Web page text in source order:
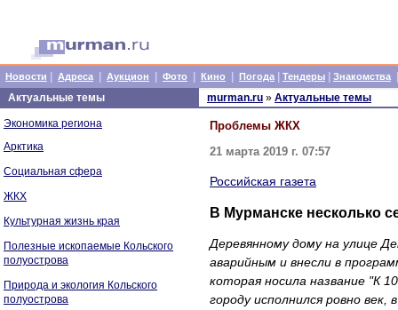
Новости Адреса Аукцион Фото Кино Погода Тендеры Знакомства
Актуальные темы
Экономика региона
Арктика
Социальная сфера
ЖКХ
Культурная жизнь края
Полезные ископаемые Кольского
полуострова
Природа и экология Кольского
полуострова
murman.ru » Актуальные темы
Проблемы ЖКХ
21 марта 2019 г. 07:57
Российская газета
В Мурманске несколько
Деревянному дому на улице
аварийным и внесли в
которая носила название "К
городу исполнился ровно